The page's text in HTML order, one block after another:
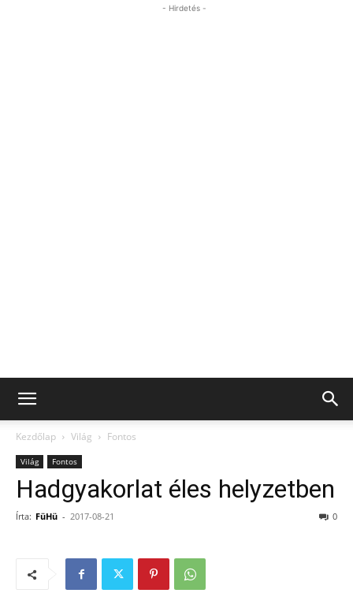
- Hirdetés -
Kezdőlap Világ Fontos
Világ Fontos
Hadgyakorlat éles helyzetben
Írta: FüHü - 2017-08-21 0